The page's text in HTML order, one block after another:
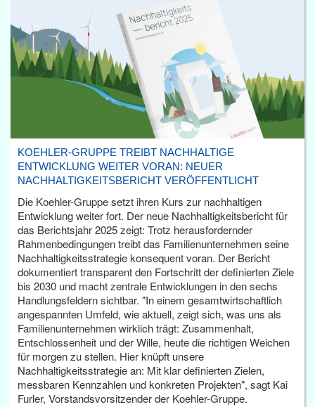
KOEHLER-GRUPPE TREIBT NACHHALTIGE
ENTWICKLUNG WEITER VORAN: NEUER
NACHHALTIGKEITSBERICHT VERÖFFENTLICHT
Die Koehler-Gruppe setzt ihren Kurs zur nachhaltigen
Entwicklung weiter fort. Der neue Nachhaltigkeitsbericht für
das Berichtsjahr 2025 zeigt: Trotz herausfordernder
Rahmenbedingungen treibt das Familienunternehmen seine
Nachhaltigkeitsstrategie konsequent voran. Der Bericht
dokumentiert transparent den Fortschritt der definierten Ziele
bis 2030 und macht zentrale Entwicklungen in den sechs
Handlungsfeldern sichtbar. "In einem gesamtwirtschaftlich
angespannten Umfeld, wie aktuell, zeigt sich, was uns als
Familienunternehmen wirklich trägt: Zusammenhalt,
Entschlossenheit und der Wille, heute die richtigen Weichen
für morgen zu stellen. Hier knüpft unsere
Nachhaltigkeitsstrategie an: Mit klar definierten Zielen,
messbaren Kennzahlen und konkreten Projekten", sagt Kai
Furler, Vorstandsvorsitzender der Koehler-Gruppe.